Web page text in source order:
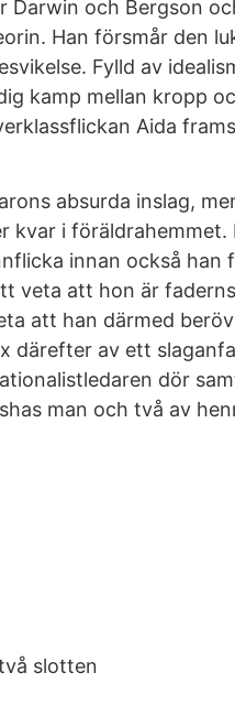
Darwin och Bergson
Han försmår den
Fylld av
kamp mellan kropp
Aida
absurda inslag,
kvar i föräldrahemmet.
innan också han
veta att hon är
att han därmed
därefter av ett
dör
man och två av
slotten